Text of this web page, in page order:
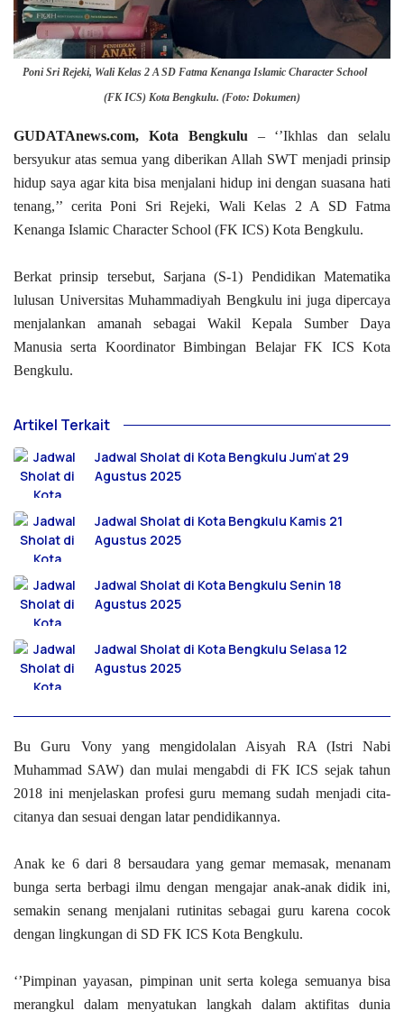
Poni Sri Rejeki, Wali Kelas 2 A SD Fatma Kenanga Islamic Character School
(FK ICS) Kota Bengkulu. (Foto: Dokumen)
GUDATAnews.com, Kota Bengkulu – ‘’Ikhlas dan selalu
bersyukur atas semua yang diberikan Allah SWT menjadi prinsip
hidup saya agar kita bisa menjalani hidup ini dengan suasana hati
tenang,’’ cerita Poni Sri Rejeki, Wali Kelas 2 A SD Fatma
Kenanga Islamic Character School (FK ICS) Kota Bengkulu.
Berkat prinsip tersebut, Sarjana (S-1) Pendidikan Matematika
lulusan Universitas Muhammadiyah Bengkulu ini juga dipercaya
menjalankan amanah sebagai Wakil Kepala Sumber Daya
Manusia serta Koordinator Bimbingan Belajar FK ICS Kota
Bengkulu.
Artikel Terkait
Jadwal Sholat di Kota Bengkulu Jum’at 29
Agustus 2025
Jadwal Sholat di Kota Bengkulu Kamis 21
Agustus 2025
Jadwal Sholat di Kota Bengkulu Senin 18
Agustus 2025
Jadwal Sholat di Kota Bengkulu Selasa 12
Agustus 2025
Bu Guru Vony yang mengidolalan Aisyah RA (Istri Nabi
Muhammad SAW) dan mulai mengabdi di FK ICS sejak tahun
2018 ini menjelaskan profesi guru memang sudah menjadi cita-
citanya dan sesuai dengan latar pendidikannya.
Anak ke 6 dari 8 bersaudara yang gemar memasak, menanam
bunga serta berbagi ilmu dengan mengajar anak-anak didik ini,
semakin senang menjalani rutinitas sebagai guru karena cocok
dengan lingkungan di SD FK ICS Kota Bengkulu.
‘’Pimpinan yayasan, pimpinan unit serta kolega semuanya bisa
merangkul dalam menyatukan langkah dalam aktifitas dunia